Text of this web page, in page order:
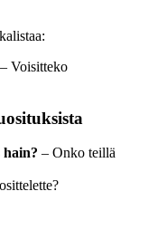
– Voisitteko
hain? – Onko teillä